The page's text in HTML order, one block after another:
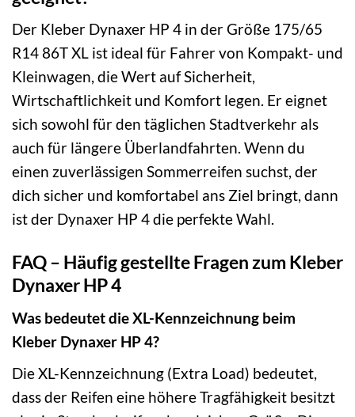
Der Kleber Dynaxer HP 4 in der Größe 175/65
R14 86T XL ist ideal für Fahrer von Kompakt- und
Kleinwagen, die Wert auf Sicherheit,
Wirtschaftlichkeit und Komfort legen. Er eignet
sich sowohl für den täglichen Stadtverkehr als
auch für längere Überlandfahrten. Wenn du
einen zuverlässigen Sommerreifen suchst, der
dich sicher und komfortabel ans Ziel bringt, dann
ist der Dynaxer HP 4 die perfekte Wahl.
FAQ – Häufig gestellte Fragen zum Kleber
Dynaxer HP 4
Was bedeutet die XL-Kennzeichnung beim
Kleber Dynaxer HP 4?
Die XL-Kennzeichnung (Extra Load) bedeutet,
dass der Reifen eine höhere Tragfähigkeit besitzt